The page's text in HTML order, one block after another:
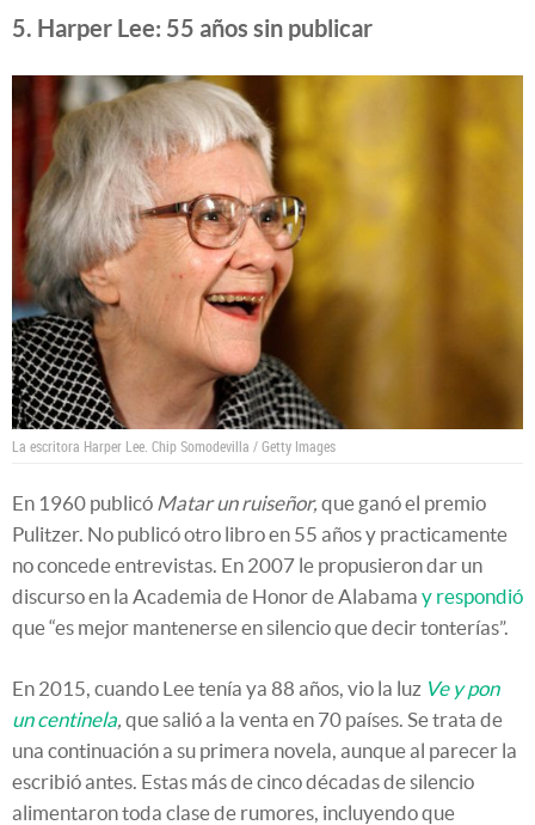
5. Harper Lee: 55 años sin publicar
La escritora Harper Lee. Chip Somodevilla / Getty Images
En 1960 publicó Matar un ruiseñor, que ganó el premio
Pulitzer. No publicó otro libro en 55 años y practicamente
no concede entrevistas. En 2007 le propusieron dar un
discurso en la Academia de Honor de Alabama y respondió
que “es mejor mantenerse en silencio que decir tonterías”.
En 2015, cuando Lee tenía ya 88 años, vio la luz Ve y pon
un centinela, que salió a la venta en 70 países. Se trata de
una continuación a su primera novela, aunque al parecer la
escribió antes. Estas más de cinco décadas de silencio
alimentaron toda clase de rumores, incluyendo que